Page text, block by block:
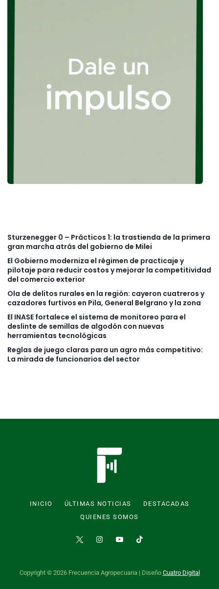
Sturzenegger 0 – Prácticos 1: la trastienda de la primera
gran marcha atrás del gobierno de Milei
El Gobierno moderniza el régimen de practicaje y
pilotaje para reducir costos y mejorar la competitividad
del comercio exterior
Ola de delitos rurales en la región: cayeron cuatreros y
cazadores furtivos en Pila, General Belgrano y la zona
El INASE fortalece el sistema de monitoreo para el
deslinte de semillas de algodón con nuevas
herramientas tecnológicas
Reglas de juego claras para un agro más competitivo:
La mirada de funcionarios del sector
INICIO ÚLTIMAS NOTICIAS
DESTACADAS
QUIENES SOMOS
Copyright © 2026 Frecuencia Agropecuaria | Diseño Cuatro Digital